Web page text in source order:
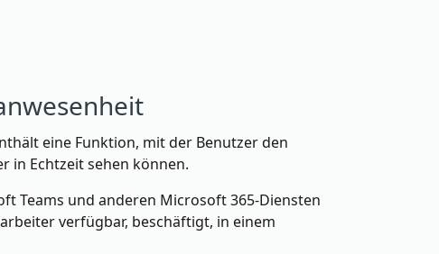
eine Funktion, mit der Benutzer den
in Echtzeit sehen können.
Teams und anderen Microsoft 365-Diensten
verfügbar, beschäftigt, in einem